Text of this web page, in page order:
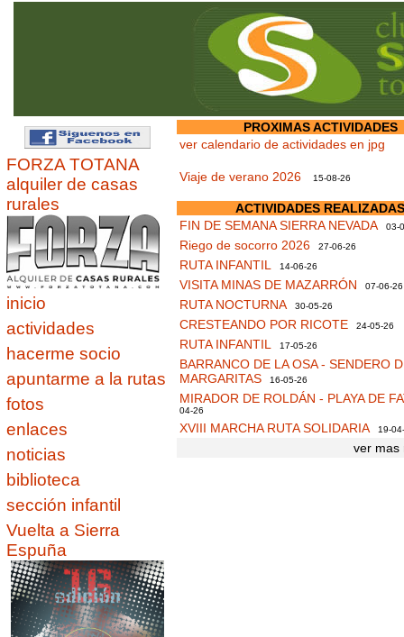
FORZA TOTANA
alquiler de casas
rurales
inicio
actividades
hacerme socio
apuntarme a la rutas
fotos
enlaces
noticias
biblioteca
sección infantil
Vuelta a Sierra
Espuña
PROXIMAS ACTIVIDADES
ver calendario de actividades en jpg
Viaje de verano 2026 15-08-26
ACTIVIDADES REALIZADAS
FIN DE SEMANA SIERRA NEVADA 03-
Riego de socorro 2026 27-06-26
RUTA INFANTIL 14-06-26
VISITA MINAS DE MAZARRÓN 07-06-26
RUTA NOCTURNA 30-05-26
CRESTEANDO POR RICOTE 24-05-26
RUTA INFANTIL 17-05-26
BARRANCO DE LA OSA - SENDERO
MARGARITAS 16-05-26
MIRADOR DE ROLDÁN - PLAYA DE
04-26
XVIII MARCHA RUTA SOLIDARIA 19-
ver mas